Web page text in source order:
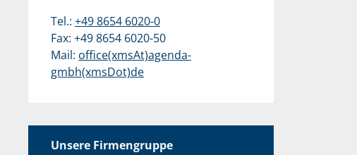
Tel.: +49 8654 6020-0
Fax: +49 8654 6020-50
Mail: office(xmsAt)agenda-
gmbh(xmsDot)de
Unsere Firmengruppe